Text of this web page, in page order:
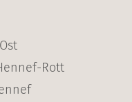
Rott